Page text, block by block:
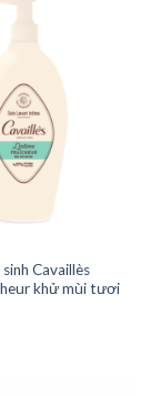
Cavaillès
khử mùi tươi